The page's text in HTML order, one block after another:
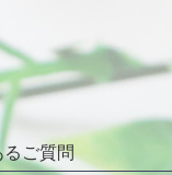
るご質問